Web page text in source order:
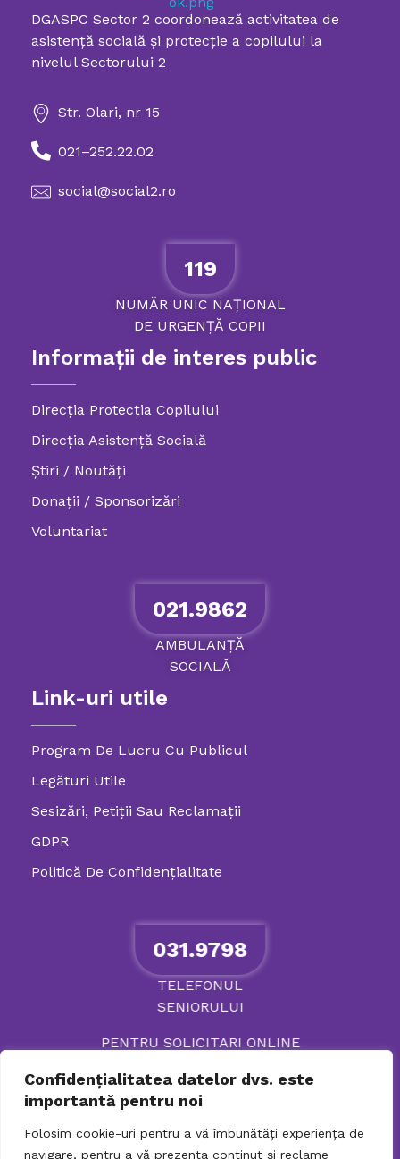
Confidențialitatea datelor dvs. este
importantă pentru noi
Folosim cookie-uri pentru a vă îmbunătăți experiența de
navigare, pentru a vă prezenta conținut și reclame
Directia Generala de Asistenta Sociala si Protectia Copilului Sector 2
DGASPC Sector 2 coordonează activitatea de
asistenţă socială şi protecţie a copilului la
nivelul Sectorului 2
Str. Olari, nr 15
021–252.22.02
social@social2.ro
119
NUMĂRUNIC NAȚIONAL
DE URGENȚĂ COPII
Informații de interes public
Direcția Protecția Copilului
Direcția Asistență Socială
Știri / Noutăți
Donații / Sponsorizări
Voluntariat
021.9862
AMBULANȚĂ
SOCIALĂ
Link-uri utile
Program De Lucru Cu Publicul
Legături Utile
Sesizări, Petiţii Sau Reclamații
GDPR
Politică De Confidenţialitate
031.9798
TELEFONUL
SENIORULUI
PENTRU SOLICITARI ONLINE